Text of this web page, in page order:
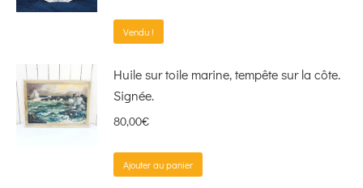
Vendu !
Huile sur toile marine, tempête sur la côte.
Signée.
80,00€
Ajouter au panier